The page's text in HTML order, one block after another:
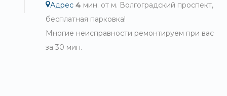
Адрес 4 мин. от м. Волгоградский проспект,
бесплатная парковка!
Многие неисправности ремонтируем при вас
за 30 мин.